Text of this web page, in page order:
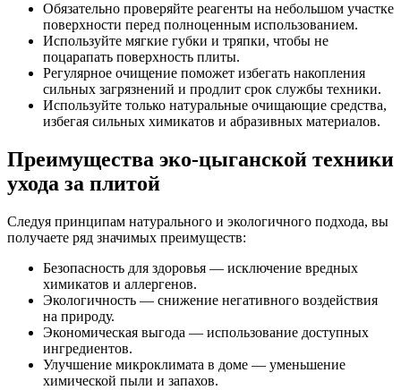
Обязательно проверяйте реагенты на небольшом участке
поверхности перед полноценным использованием.
Используйте мягкие губки и тряпки, чтобы не
поцарапать поверхность плиты.
Регулярное очищение поможет избегать накопления
сильных загрязнений и продлит срок службы техники.
Используйте только натуральные очищающие средства,
избегая сильных химикатов и абразивных материалов.
Преимущества эко-цыганской техники
ухода за плитой
Следуя принципам натурального и экологичного подхода, вы
получаете ряд значимых преимуществ:
Безопасность для здоровья — исключение вредных
химикатов и аллергенов.
Экологичность — снижение негативного воздействия
на природу.
Экономическая выгода — использование доступных
ингредиентов.
Улучшение микроклимата в доме — уменьшение
химической пыли и запахов.